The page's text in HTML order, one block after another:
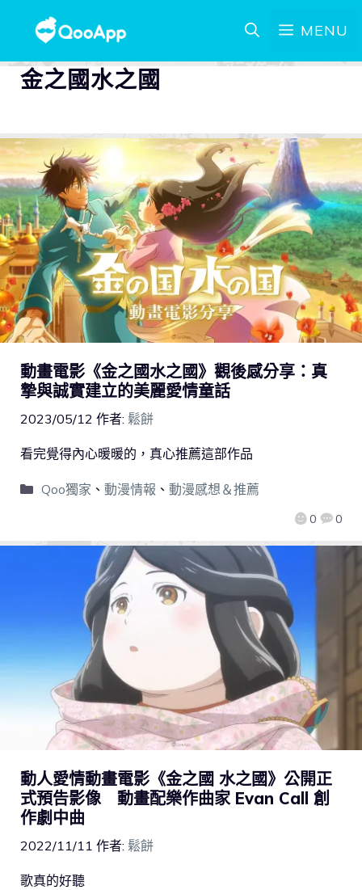
MENU
金之國水之國
動畫電影《金之國水之國》觀後感分享：真
摯與誠實建立的美麗愛情童話
2023/05/12 作者: 鬆餅
0 0
看完覺得內心暖暖的，真心推薦這部作品
Qoo獨家 、 動漫情報 、 動漫感想＆推薦
動人愛情動畫電影《金之國 水之國》公開正
式預告影像 動畫配樂作曲家 Evan Call 創
作劇中曲
2022/11/11 作者: 鬆餅
歌真的好聽